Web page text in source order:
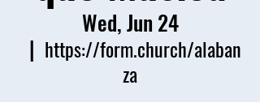
Wed, Jun 24
  |
https://form.church/alaban
za